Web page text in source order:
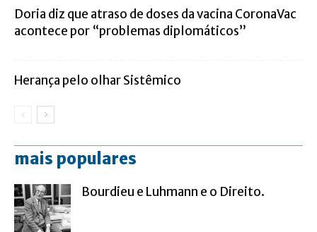
Doria diz que atraso de doses da vacina CoronaVac
acontece por “problemas diplomáticos”
Herança pelo olhar Sistêmico
mais populares
Bourdieu e Luhmann e o Direito.